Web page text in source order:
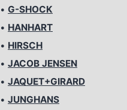
• G-SHOCK
• HANHART
• HIRSCH
• JACOB JENSEN
• JAQUET+GIRARD
• JUNGHANS